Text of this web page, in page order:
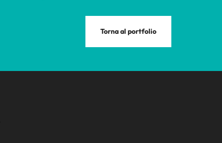
Torna al portfolio